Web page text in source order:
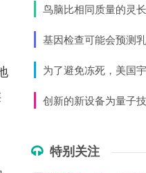
基因检查可能会预测
创新的新设备为量子
特别关注